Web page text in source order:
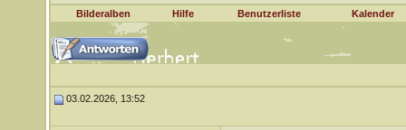
Bilderalben Hilfe Benutzerliste Kalender
03.02.2026, 13:52